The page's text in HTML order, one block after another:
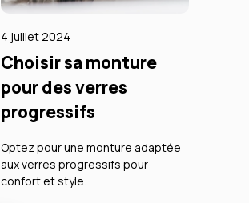
4 juillet 2024
Choisir sa monture
pour des verres
progressifs
Optez pour une monture adaptée
aux verres progressifs pour
confort et style.